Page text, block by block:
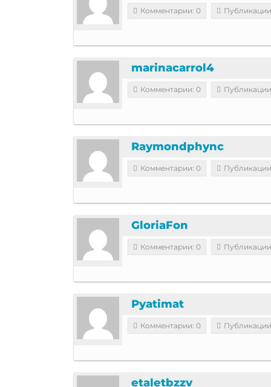
Комментарии: 0
marinacarrol4
Комментарии: 0
Raymondphync
Комментарии: 0
GloriaFon
Комментарии: 0
Pyatimat
Комментарии: 0
etaletbzzv